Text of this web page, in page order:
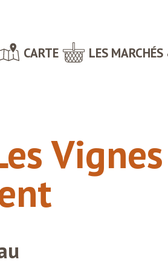
CARTE LES
Vignes